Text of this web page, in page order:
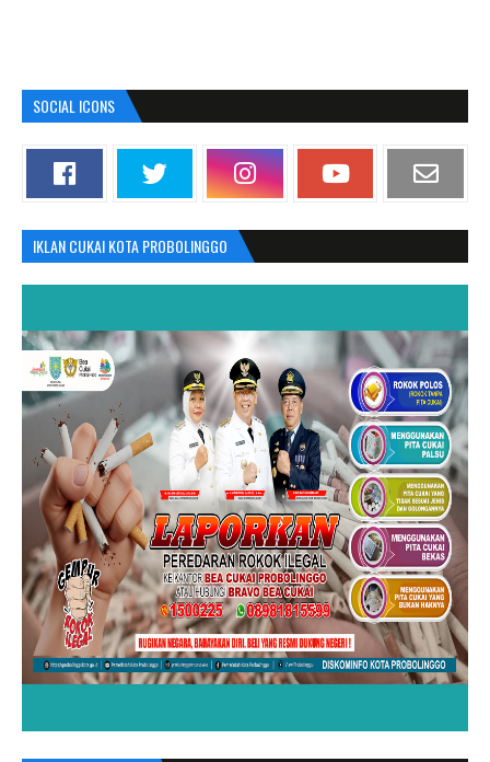
SOCIAL ICONS
IKLAN CUKAI KOTA PROBOLINGGO